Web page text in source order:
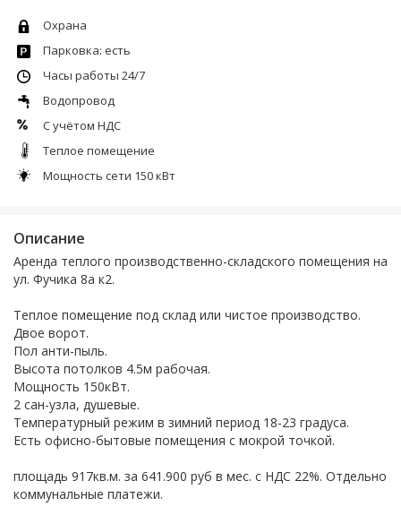
Охрана
Парковка: есть
Часы работы 24/7
Водопровод
С учётом НДС
Теплое помещение
Мощность сети 150 кВт
Описание
Аренда теплого производственно-складского помещения на
ул. Фучика 8а к2.
Теплое помещение под склад или чистое производство.
Двое ворот.
Пол анти-пыль.
Высота потолков 4.5м рабочая.
Мощность 150кВт.
2 сан-узла, душевые.
Температурный режим в зимний период 18-23 градуса.
Есть офисно-бытовые помещения с мокрой точкой.
площадь 917кв.м. за 641.900 руб в мес. с НДС 22%. Отдельно
коммунальные платежи.